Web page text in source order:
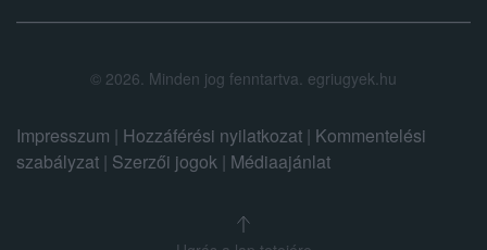
© 2026. Minden jog fenntartva. egriugyek.hu
Impresszum | Hozzáférési nyilatkozat | Kommentelési
szabályzat | Szerzői jogok | Médiaajánlat